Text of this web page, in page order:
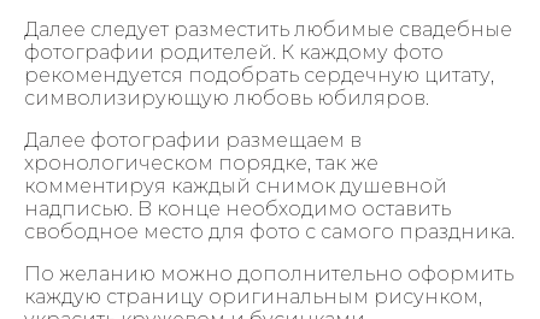
Далее следует разместить любимые свадебные
фотографии родителей. К каждому фото
рекомендуется подобрать сердечную цитату,
символизирующую любовь юбиляров.
Далее фотографии размещаем в
хронологическом порядке, так же
комментируя каждый снимок душевной
надписью. В конце необходимо оставить
свободное место для фото с самого праздника.
По желанию можно дополнительно оформить
каждую страницу оригинальным рисунком,